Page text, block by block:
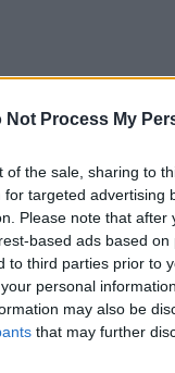
Not Process My
of the sale, sharing to
targeted advertising
Please note that
based ads based
to third parties prior to
personal
may also be
that may further